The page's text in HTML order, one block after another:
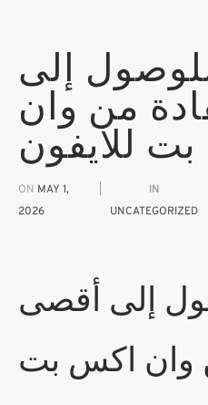
إلى
من وان
للايفون
ON MAY 1,
2026
IN
UNCATEGORIZED
إلى أقصى
وان اكس بت